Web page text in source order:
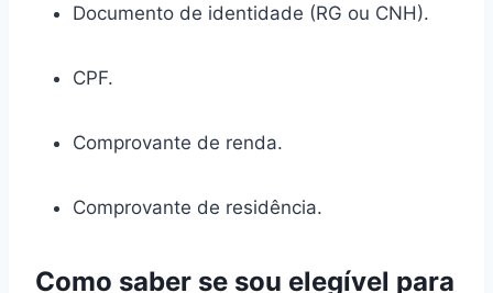
Documento de identidade (RG ou CNH).
CPF.
Comprovante de renda.
Comprovante de residência.
Como saber se sou elegível para